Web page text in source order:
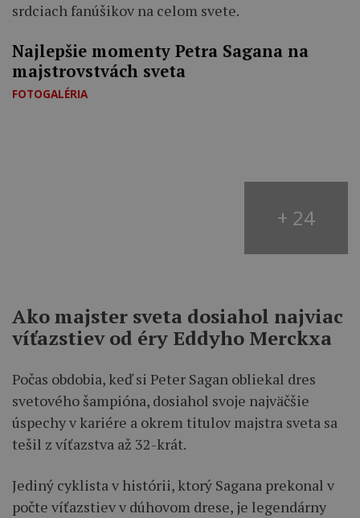
srdciach fanúšikov na celom svete.
Najlepšie momenty Petra Sagana na
majstrovstvách sveta
FOTOGALÉRIA
+ 24
Ako majster sveta dosiahol najviac
víťazstiev od éry Eddyho Merckxa
Počas obdobia, keď si Peter Sagan obliekal dres
svetového šampióna, dosiahol svoje najväčšie
úspechy v kariére a okrem titulov majstra sveta sa
tešil z víťazstva až 32-krát.
Jediný cyklista v histórii, ktorý Sagana prekonal v
počte víťazstiev v dúhovom drese, je legendárny